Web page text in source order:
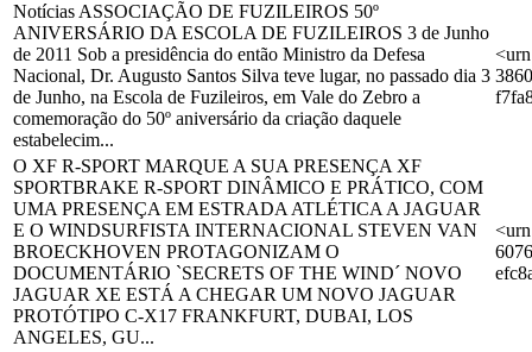
Notícias ASSOCIAÇÃO DE FUZILEIROS 50º
ANIVERSÁRIO DA ESCOLA DE FUZILEIROS 3 de Junho
de 2011 Sob a presidência do então Ministro da Defesa
Nacional, Dr. Augusto Santos Silva teve lugar, no passado dia 3
de Junho, na Escola de Fuzileiros, em Vale do Zebro a
comemoração do 50º aniversário da criação daquele
estabelecim...
O XF R-SPORT MARQUE A SUA PRESENÇA XF
SPORTBRAKE R-SPORT DINÂMICO E PRÁTICO, COM
UMA PRESENÇA EM ESTRADA ATLÉTICA A JAGUAR
E O WINDSURFISTA INTERNACIONAL STEVEN VAN
BROECKHOVEN PROTAGONIZAM O
DOCUMENTÁRIO `SECRETS OF THE WIND´ NOVO
JAGUAR XE ESTÁ A CHEGAR UM NOVO JAGUAR
PROTÓTIPO C-X17 FRANKFURT, DUBAI, LOS
ANGELES, GU...